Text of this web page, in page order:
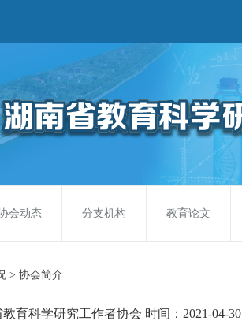
会动态 分支机构 教育论文
> 协会简介
育科学研究工作者协会 时间：2021-04-30